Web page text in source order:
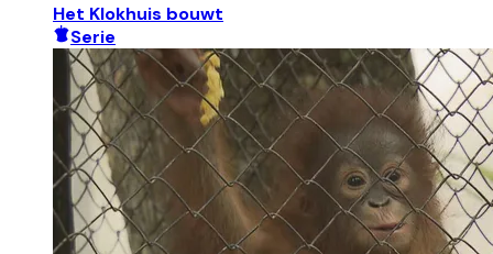
Het Klokhuis bouwt
Serie